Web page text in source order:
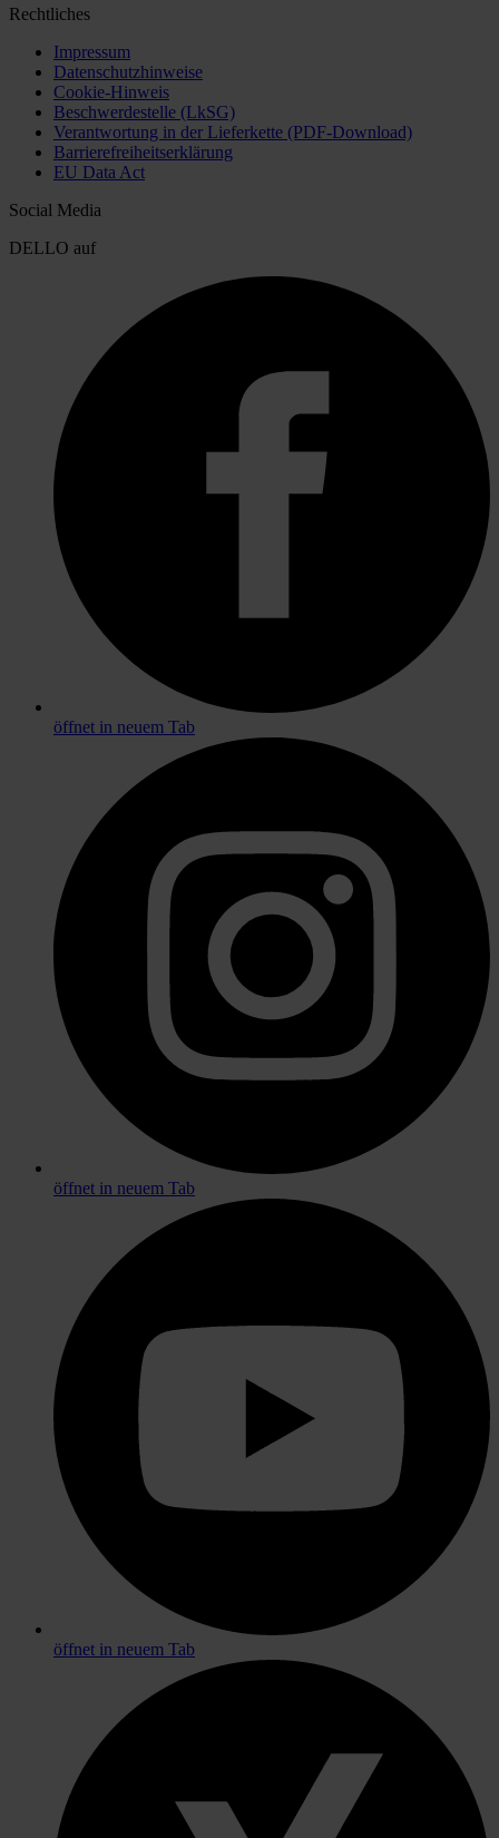
Rechtliches
Impressum
Datenschutzhinweise
Cookie-Hinweis
Beschwerdestelle (LkSG)
Verantwortung in der Lieferkette (PDF-Download)
Barrierefreiheitserklärung
EU Data Act
Social Media
DELLO auf
öffnet in neuem Tab
öffnet in neuem Tab
öffnet in neuem Tab